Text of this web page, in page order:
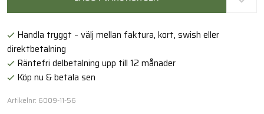
Handla tryggt – välj mellan faktura, kort, swish eller
direktbetalning
Räntefri delbetalning upp till 12 månader
Köp nu & betala sen
Artikelnr: 6009-11-56